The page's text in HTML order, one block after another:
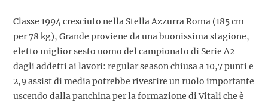
Classe 1994 cresciuto nella Stella Azzurra Roma (185 cm
per 78 kg), Grande proviene da una buonissima stagione,
eletto miglior sesto uomo del campionato di Serie A2
dagli addetti ai lavori: regular season chiusa a 10,7 punti e
2,9 assist di media potrebbe rivestire un ruolo importante
uscendo dalla panchina per la formazione di Vitali che è